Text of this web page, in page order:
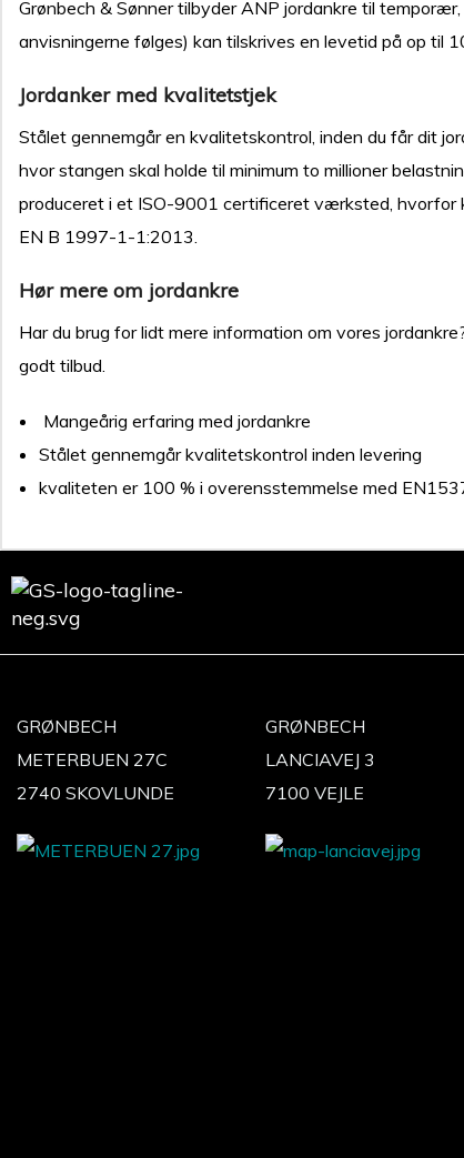
Grønbech & Sønner tilbyder ANP jordankre til
anvisningerne følges) kan tilskrives en levetid på op til
Jordanker med kvalitetstjek
Stålet gennemgår en kvalitetskontrol, inden du får dit
hvor stangen skal holde til minimum to millioner
produceret i et ISO-9001 certificeret værksted,
EN B 1997-1-1:2013.
Hør mere om jordankre
Har du brug for lidt mere information om vores
godt tilbud.
Mangeårig erfaring med jordankre
Stålet gennemgår kvalitetskontrol inden levering
kvaliteten er 100 % i overensstemmelse med
GRØNBECH
METERBUEN 27C
2740 SKOVLUNDE
GRØNBECH
LANCIAVEJ 3
7100 VEJLE